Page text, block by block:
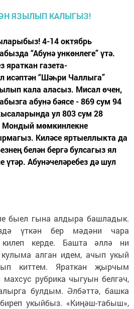
4-14 октябрь
“Абунә ункөнлеге” үтә.
газета-
“Шәһри Чаллыга”
кала аласыз. Мисал өчен,
абунә бәясе - 869 сум 94
ул 803 сум 28
Мондый мөмкинлекне
Киләсе яртыеллыкта да
белән бергә булсагыз ял
үтәр. Абунәчеләребез дә шул
быел гына алдыра башладык.
үткән бер мәдәни чара
керде. Башта әллә ни
кулыма алган идем, ачып укый
киттем. Яраткан җырчым
рубрика чыгуын белгәч,
булдым. Әлбәттә, башка
укыйбыз. «Киңәш-табыш»,